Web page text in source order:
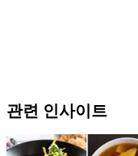
관련 인사이트